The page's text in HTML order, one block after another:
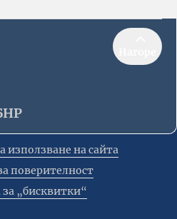
използване на сайта
поверителност
„бисквитки“